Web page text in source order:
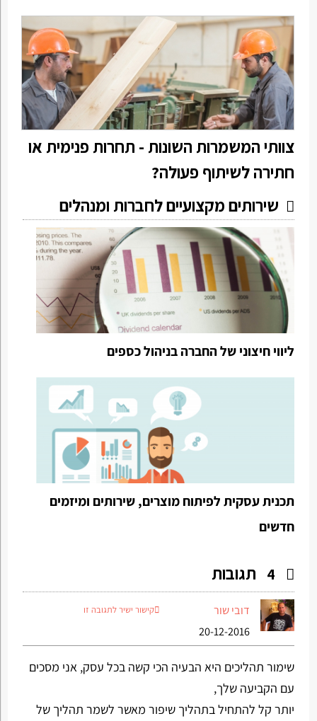
צוותי המשמרות השונות - תחרות פנימית או
חתירה לשיתוף פעולה?
שירותים מקצועיים לחברות ומנהלים
ליווי חיצוני של החברה בניהול כספים
תכנית עסקית לפיתוח מוצרים, שירותים ומיזמים
חדשים
4 תגובות
דובי שור
20-12-2016
קישור ישיר לתגובה זו
שימור תהליכים היא הבעיה הכי קשה בכל עסק, אני מסכים
עם הקביעה שלך,
יותר קל להתחיל בתהליך שיפור מאשר לשמר תהליך של